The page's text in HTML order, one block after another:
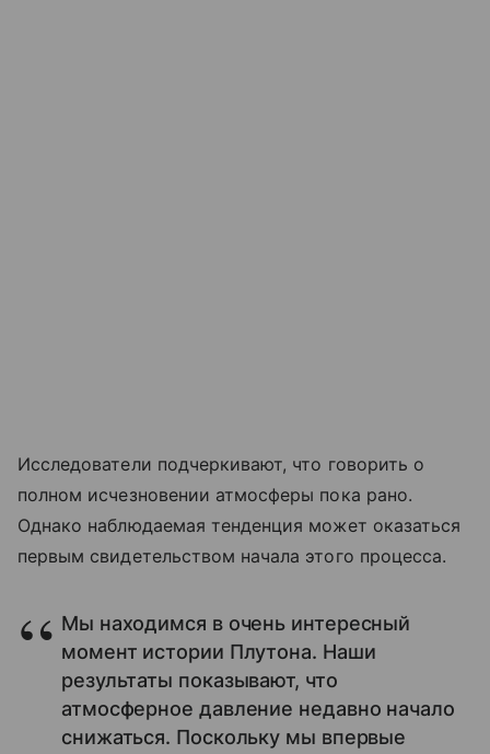
Исследователи подчеркивают, что говорить о
полном исчезновении атмосферы пока рано.
Однако наблюдаемая тенденция может оказаться
первым свидетельством начала этого процесса.
Мы находимся в очень интересный
момент истории Плутона. Наши
результаты показывают, что
атмосферное давление недавно начало
снижаться. Поскольку мы впервые